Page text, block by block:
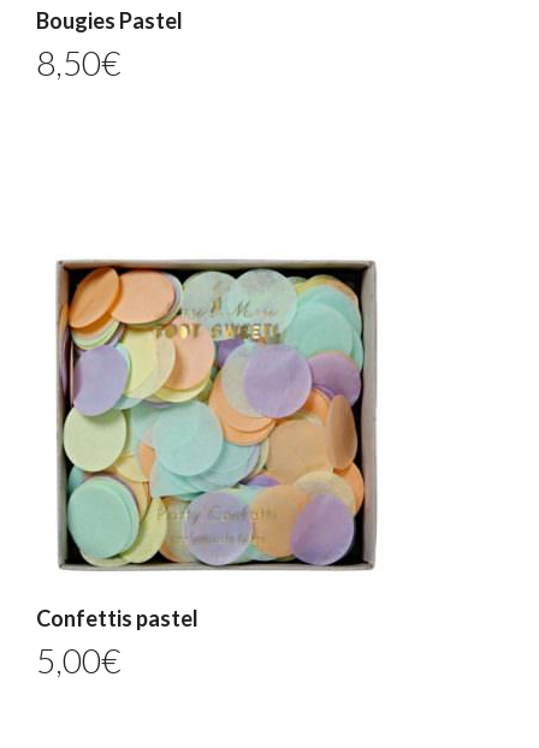
Bougies Pastel
8,50€
Confettis pastel
5,00€